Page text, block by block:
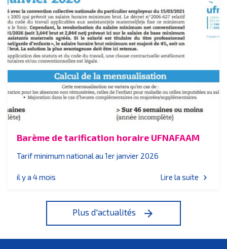
Barème de tarification horaire UFNAFAAM
Tarif minimum national au 1er janvier 2026
il y a 4 mois Lire la suite chevron_right
Plus d'actualités arrow_forward